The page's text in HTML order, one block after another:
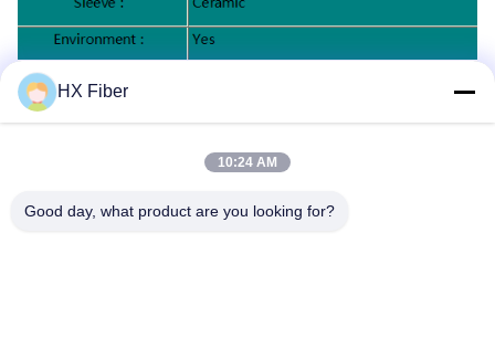
仕様：
HX Fiber
10:24 AM
Good day, what product are you looking for?